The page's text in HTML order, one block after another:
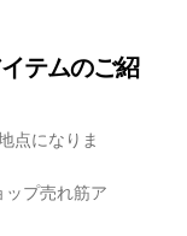
テムのご紹
点になりま
プ売れ筋ア